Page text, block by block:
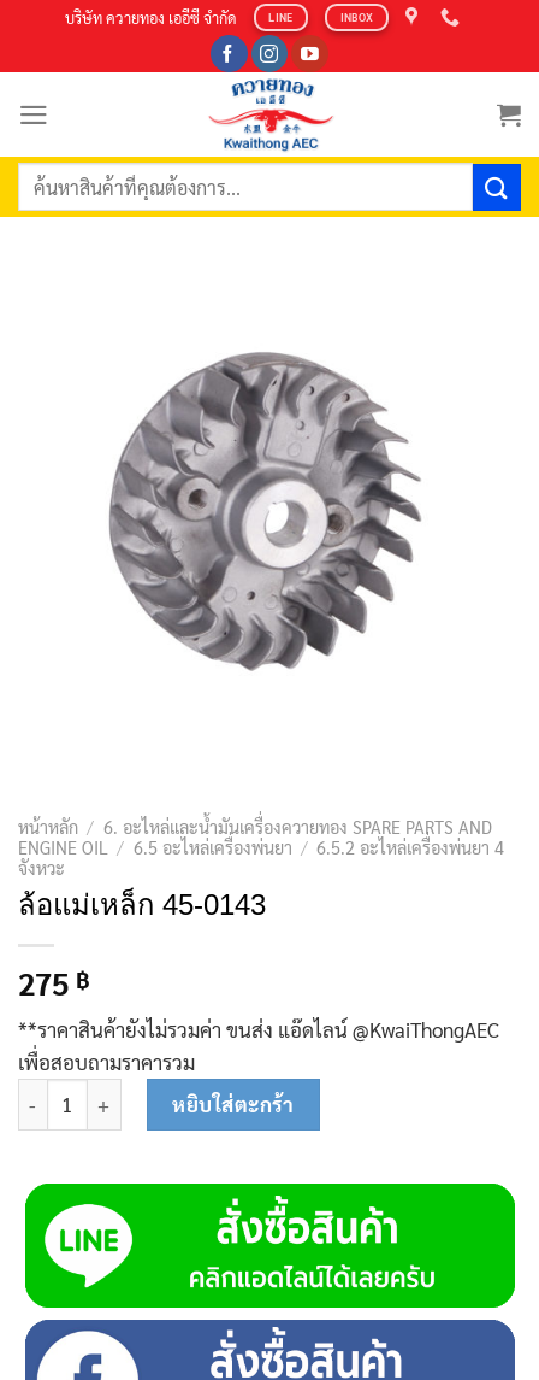
content
บริษัท ควายทอง เออีซี จำกัด LINE INBOX
ค้นหา:
หน้าหลัก / 6. อะไหล่และน้ำมันเครื่องควายทอง SPARE PARTS AND
ENGINE OIL
/ 6.5 อะไหล่เครื่องพ่นยา / 6.5.2 อะไหล่เครื่องพ่นยา 4
จังหวะ
ล้อแม่เหล็ก 45-0143
275 ฿
**ราคาสินค้ายังไม่รวมค่า ขนส่ง แอ๊ดไลน์ @KwaiThongAEC
เพื่อสอบถามราคารวม
จำนวน ล้อแม่เหล็ก 45-0143 ชิ้น
หยิบใส่ตะกร้า